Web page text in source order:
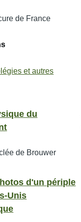
de France
et autres
du
de Brouwer
d'un périple
Unis